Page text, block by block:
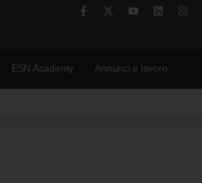
ESN Academy Annunci e lavoro